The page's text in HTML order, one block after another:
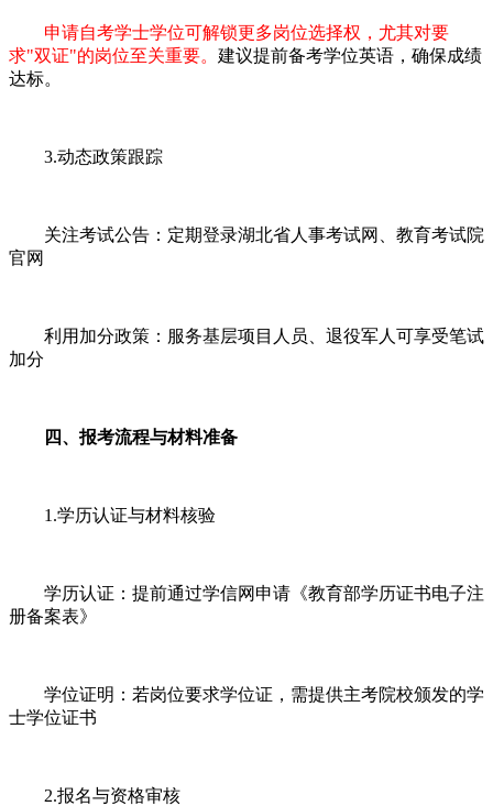
申请自考学士学位可解锁更多岗位选择权，尤其对要
求"双证"的岗位至关重要。 建议提前备考学位英语，确保成绩
达标。
3.动态政策跟踪
关注考试公告：定期登录湖北省人事考试网、教育考试院
官网
利用加分政策：服务基层项目人员、退役军人可享受笔试
加分
四、报考流程与材料准备
1.学历认证与材料核验
学历认证：提前通过学信网申请《教育部学历证书电子注
册备案表》
学位证明：若岗位要求学位证，需提供主考院校颁发的学
士学位证书
2.报名与资格审核